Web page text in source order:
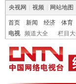
央视网 视频 网站地图
首页 新闻 经济 体育
电视
频道大全 栏目